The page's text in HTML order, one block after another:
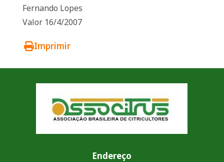
Fernando Lopes
Valor 16/4/2007
Imprimir
Endereço